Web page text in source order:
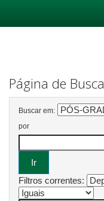
Página de Busca
Buscar em:
por
Filtros correntes: